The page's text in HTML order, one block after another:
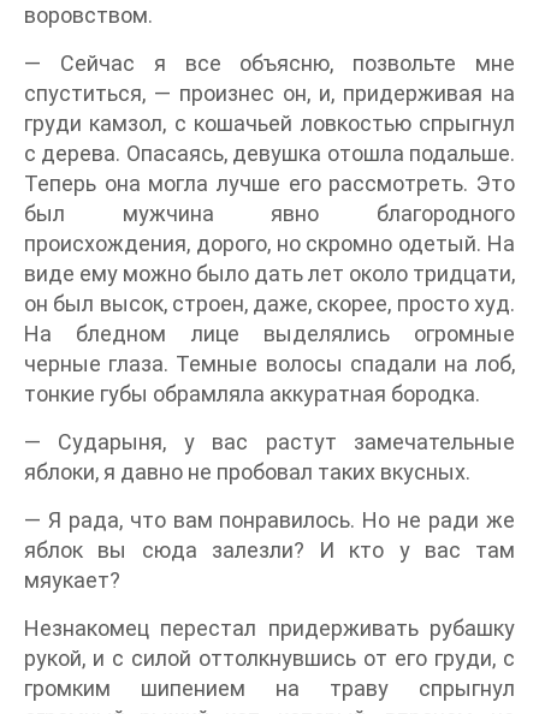
воровством.
— Сейчас я все объясню, позвольте мне
спуститься, — произнес он, и, придерживая на
груди камзол, с кошачьей ловкостью спрыгнул
с дерева. Опасаясь, девушка отошла подальше.
Теперь она могла лучше его рассмотреть. Это
был мужчина явно благородного
происхождения, дорого, но скромно одетый. На
виде ему можно было дать лет около тридцати,
он был высок, строен, даже, скорее, просто худ.
На бледном лице выделялись огромные
черные глаза. Темные волосы спадали на лоб,
тонкие губы обрамляла аккуратная бородка.
— Сударыня, у вас растут замечательные
яблоки, я давно не пробовал таких вкусных.
— Я рада, что вам понравилось. Но не ради же
яблок вы сюда залезли? И кто у вас там
мяукает?
Незнакомец перестал придерживать рубашку
рукой, и с силой оттолкнувшись от его груди, с
громким шипением на траву спрыгнул